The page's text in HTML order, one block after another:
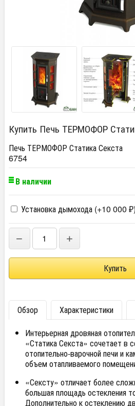
Купить Печь ТЕРМОФОР
Печь ТЕРМОФОР Статика Секста
6754
В наличии
Установка дымохода (+10 000 ₽)
− +
Обзор Характеристики
Интерьерная дровяная
«Статика Секста» сочетает в
отопительно-варочной печи и
объем отапливаемого
«Сексту» отличает более
большая площадь остекления
Дополнительно к остеклению